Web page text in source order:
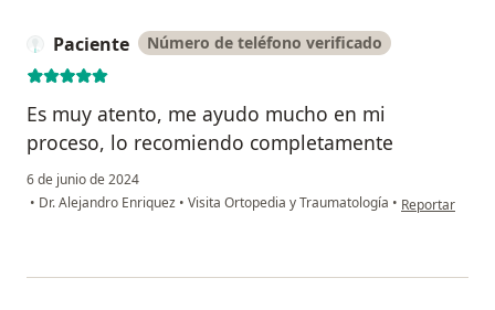
Paciente Número de teléfono verificado
Es muy atento, me ayudo mucho en mi
proceso, lo recomiendo completamente
6 de junio de 2024
• Dr. Alejandro Enriquez • Visita Ortopedia y Traumatología • en opinión del
Reportar